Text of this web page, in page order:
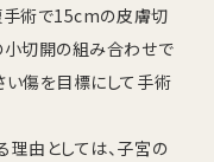
手術で15cmの皮膚切
切開の組み合わせで
い傷を目標にして手術
理由としては、子宮の